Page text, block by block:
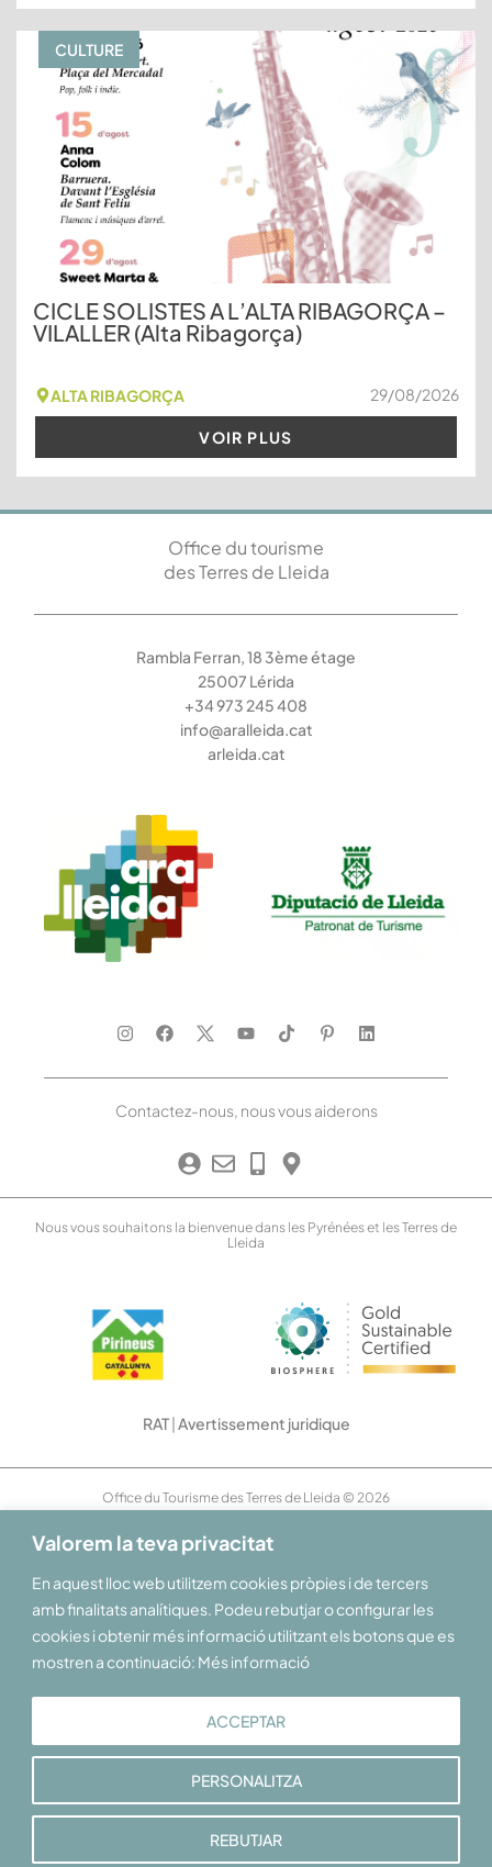
Valorem la teva privacitat
En aquest lloc web utilitzem cookies pròpies i de tercers
amb finalitats analítiques. Podeu rebutjar o configurar les
cookies i obtenir més informació utilitzant els botons que es
mostren a continuació: Més informació
PERSONALITZA
REBUTJAR
ACCEPTAR
CULTURE
CICLE SOLISTES A L’ALTA RIBAGORÇA –
VILALLER (Alta Ribagorça)
ALTA RIBAGORÇA 29/08/2026
VOIR PLUS
Office du tourisme
des Terres de Lleida
Rambla Ferran, 18 3ème étage
25007 Lérida
+34 973 245 408
info@aralleida.cat
arleida.cat
Contactez-nous, nous vous aiderons
Nous vous souhaitons la bienvenue dans les Pyrénées et les Terres de
Lleida
RAT|Avertissement juridique
Office du Tourisme des Terres de Lleida © 2026